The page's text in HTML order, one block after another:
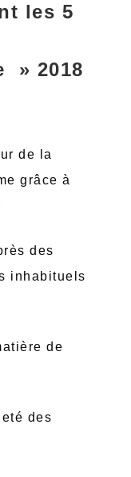
les 5
» 2018
de la
grâce à
des
inhabituels
de
des